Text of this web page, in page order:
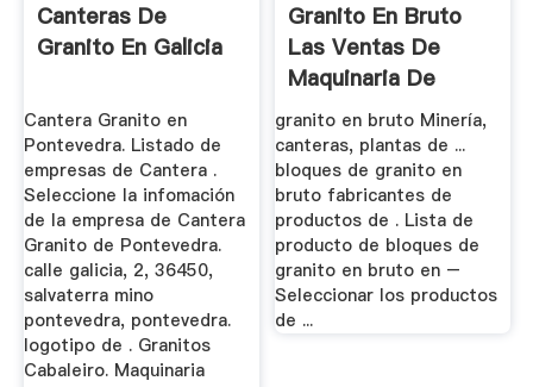
Canteras De
Granito En Galicia
Cantera Granito en
Pontevedra. Listado de
empresas de Cantera .
Seleccione la infomación
de la empresa de Cantera
Granito de Pontevedra.
calle galicia, 2, 36450,
salvaterra mino
pontevedra, pontevedra.
logotipo de . Granitos
Cabaleiro. Maquinaria
Granito En Bruto
Las Ventas De
Maquinaria De
Minería ...
granito en bruto Minería,
canteras, plantas de ...
bloques de granito en
bruto fabricantes de
productos de . Lista de
producto de bloques de
granito en bruto en –
Seleccionar los productos
de ...